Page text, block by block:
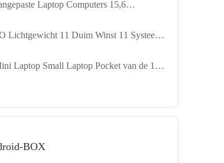
Laptop Computers 15,6
Lichtgewicht 11 Duim Winst 11 Systeem
Laptop Small Laptop Pocket van de 11,6
BOX